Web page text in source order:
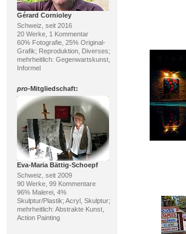
Gérard Cornioley
Schweiz, seit 2016
20 Werke, 1 Kommentar
60% Fotografie, 25% Original-
Grafik; Reproduktion, Diverses;
mehrheitlich: Gegenwartskunst,
Informel
pro-Mitgliedschaft:
Eva-Maria Bättig-Schoepf
Schweiz, seit 2009
90 Werke, 99 Kommentare
96% Malerei, 4%
Skulptur/Plastik; Acryl, Skulptur;
mehrheitlich: Abstrakte Kunst,
Action Painting